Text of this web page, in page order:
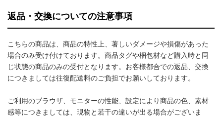
返品・交換についての注意事項
こちらの商品は、商品の特性上、著しいダメージや損傷があった
場合のみ受け付けております。商品タグや梱包材など購入時と同
じ状態の商品のみの受付となります。お客様都合での返品、交換
につきましては往復配送料のご負担でお願いしております。
ご利用のブラウザ、モニターの性能、設定により商品の色、素材
感等につきましては、現物と若干の違いが出る場合がございま